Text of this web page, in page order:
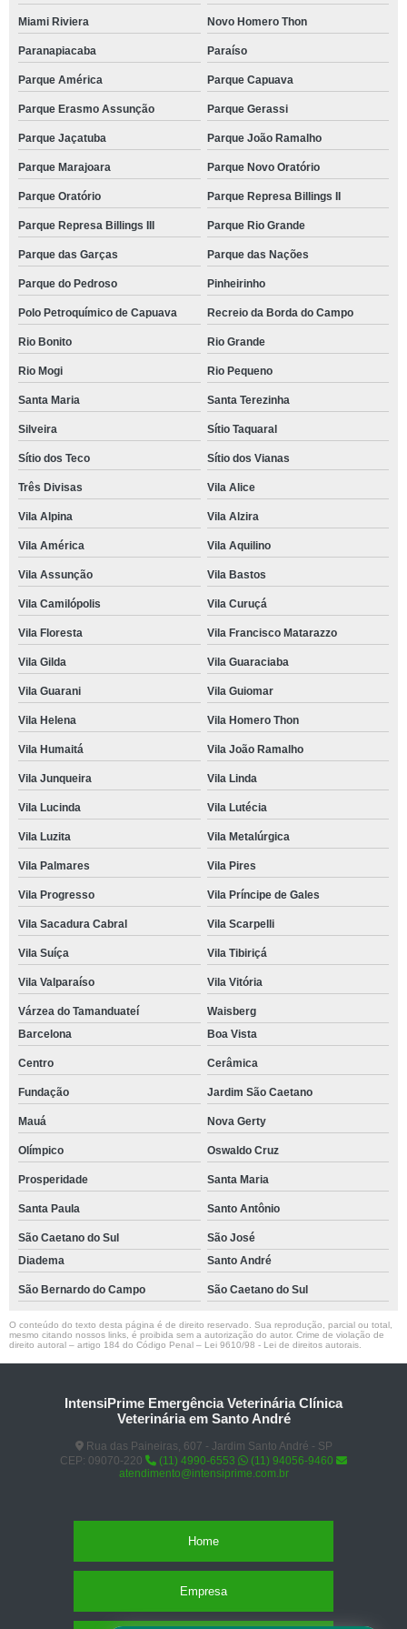
Miami Riviera Novo Homero Thon
Paranapiacaba Paraíso
Parque América Parque Capuava
Parque Erasmo Assunção Parque Gerassi
Parque Jaçatuba Parque João Ramalho
Parque Marajoara Parque Novo Oratório
Parque Oratório Parque Represa Billings II
Parque Represa Billings III Parque Rio Grande
Parque das Garças Parque das Nações
Parque do Pedroso Pinheirinho
Polo Petroquímico de Capuava Recreio da Borda do Campo
Rio Bonito Rio Grande
Rio Mogi Rio Pequeno
Santa Maria Santa Terezinha
Silveira Sítio Taquaral
Sítio dos Teco Sítio dos Vianas
Três Divisas Vila Alice
Vila Alpina Vila Alzira
Vila América Vila Aquilino
Vila Assunção Vila Bastos
Vila Camilópolis Vila Curuçá
Vila Floresta Vila Francisco Matarazzo
Vila Gilda Vila Guaraciaba
Vila Guarani Vila Guiomar
Vila Helena Vila Homero Thon
Vila Humaitá Vila João Ramalho
Vila Junqueira Vila Linda
Vila Lucinda Vila Lutécia
Vila Luzita Vila Metalúrgica
Vila Palmares Vila Pires
Vila Progresso Vila Príncipe de Gales
Vila Sacadura Cabral Vila Scarpelli
Vila Suíça Vila Tibiriçá
Vila Valparaíso Vila Vitória
Várzea do Tamanduateí
Waisberg
Barcelona
Boa Vista
Centro Cerâmica
Fundação Jardim São Caetano
Mauá Nova Gerty
Olímpico Oswaldo Cruz
Prosperidade Santa Maria
Santa Paula Santo Antônio
São Caetano do Sul
São José
Diadema
Santo André
São Bernardo do Campo São Caetano do Sul
O conteúdo do texto desta página é de direito reservado. Sua reprodução, parcial ou total,
mesmo citando nossos links, é proibida sem a autorização do autor. Crime de violação de
direito autoral – artigo 184 do Código Penal – Lei 9610/98 - Lei de direitos autorais
IntensiPrime Emergência Veterinária Clínica
Veterinária em Santo André
Rua das Paineiras, 607 - Jardim Santo André - SP
CEP: 09070-220
(11) 4990-6553
(11) 94056-9460
atendimento@intensiprime.com.br
Home
Empresa